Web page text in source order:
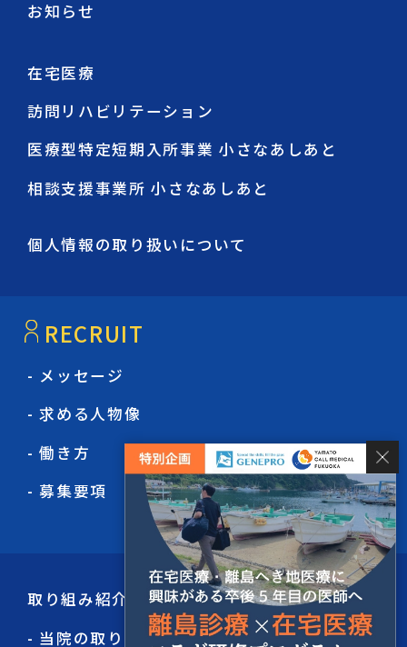
お知らせ
在宅医療
訪問リハビリテーション
医療型特定短期入所事業 小さなあしあと
相談支援事業所 小さなあしあと
個人情報の取り扱いについて
RECRUIT
- メッセージ
- 求める人物像
- 働き方
- 募集要項
取り組み紹介
- 当院の取り組み